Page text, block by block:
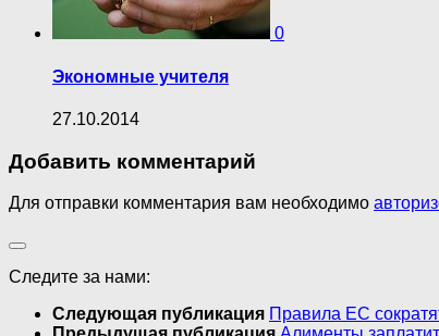
0
Экономные учителя
27.10.2014
Добавить комментарий
Для отправки комментария вам необходимо
Следите за нами:
Следующая публикация Правила ЕС